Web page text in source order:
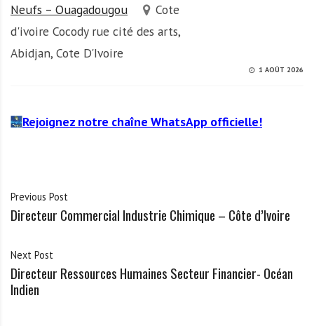
Neufs – Ouagadougou
Cote
d'ivoire Cocody rue cité des arts,
Abidjan, Cote D'Ivoire
1 AOÛT 2026
Rejoignez notre chaîne WhatsApp officielle!
Previous Post
Directeur Commercial Industrie Chimique – Côte d’Ivoire
Next Post
Directeur Ressources Humaines Secteur Financier- Océan
Indien